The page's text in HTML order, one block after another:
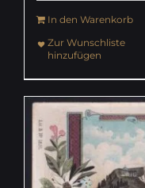
In den Warenkorb
Zur Wunschliste
hinzufügen